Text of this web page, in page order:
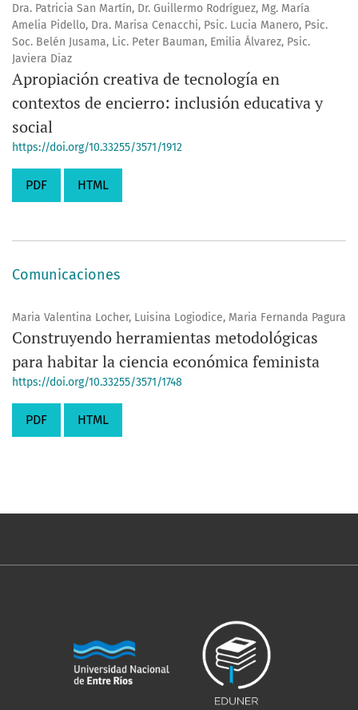
Dra. Patricia San Martín, Dr. Guillermo Rodríguez, Mg. María
Amelia Pidello, Dra. Marisa Cenacchi, Psic. Lucia Manero, Psic.
Soc. Belén Jusama, Lic. Peter Bauman, Emilia Álvarez, Psic.
Javiera Diaz
Apropiación creativa de tecnología en
contextos de encierro: inclusión educativa y
social
https://doi.org/10.33255/3571/1912
PDF HTML
Comunicaciones
Maria Valentina Locher, Luisina Logiodice, Maria Fernanda Pagura
Construyendo herramientas metodológicas
para habitar la ciencia económica feminista
https://doi.org/10.33255/3571/1748
PDF HTML